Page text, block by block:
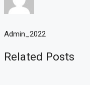
Admin_2022
Related Posts